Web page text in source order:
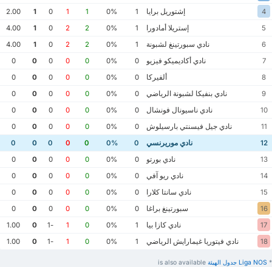
4
إشتوريل برايا 1
0%
1
1
0
1
2.00
5
إستريلا أمادورا 1
0%
2
2
0
1
4.00
6
نادي سبورتينغ لشبونة 1
0%
2
2
0
1
4.00
7
نادي أكاديميكو فيزيو 0
0%
0
0
0
0
0
8
ألفيركا 0
0%
0
0
0
0
0
9
نادي بنفيكا لشبونة الرياضي 0
0%
0
0
0
0
0
10
نادي ناسيونال فونشال 0
0%
0
0
0
0
0
11
نادي جيل فيسنتي بارسيلوش 0
0%
0
0
0
0
0
12
نادي موريرنسي 0
0%
0
0
0
0
0
13
نادي بورتو 0
0%
0
0
0
0
0
14
نادي ريو آفي 0
0%
0
0
0
0
0
15
نادي سانتا كلارا 0
0%
0
0
0
0
0
16
سبورتينغ براغا 0
0%
0
0
0
0
0
17
نادي كازا بيا 1
0%
0
1
-1
0
1.00
18
نادي فيتوريا غيمارايش الرياضي 1
0%
0
1
-1
0
1.00
* Liga NOS ‏جدول الهيئة